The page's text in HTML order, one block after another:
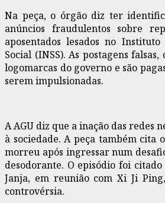
Na peça, o órgão diz ter
anúncios fraudulentos sobre
aposentados lesados no
Social (INSS). As postagens
logomarcas do governo e são
serem impulsionadas.
A AGU diz que a inação das redes
à sociedade. A peça também cita
morreu após ingressar num
desodorante. O episódio foi
Janja, em reunião com Xi Ji
controvérsia.